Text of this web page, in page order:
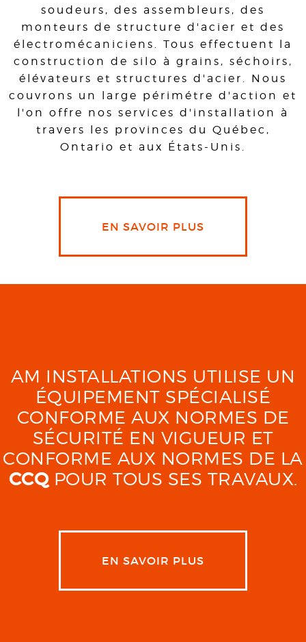
soudeurs, des assembleurs, des
monteurs de structure d'acier et des
électromécaniciens. Tous effectuent la
construction de silo à grains, séchoirs,
élévateurs et structures d'acier. Nous
couvrons un large périmétre d'action et
l'on offre nos services d'installation à
travers les provinces du Québec,
Ontario et aux États-Unis.
EN SAVOIR PLUS
AM INSTALLATIONS UTILISE UN
ÉQUIPEMENT SPÉCIALISÉ
CONFORME AUX NORMES DE
SÉCURITÉ EN VIGUEUR ET
CONFORME AUX NORMES DE LA
CCQPOUR TOUS SES TRAVAUX.
EN SAVOIR PLUS